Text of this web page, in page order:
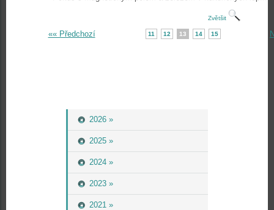
2026 »
2025 »
2024 »
2023 »
2021 »
Zvětšit
«« Předchozí 11 12 13 14 15